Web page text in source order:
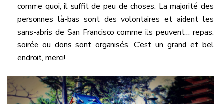
comme quoi, il suffit de peu de choses. La majorité des
personnes là-bas sont des volontaires et aident les
sans-abris de San Francisco comme ils peuvent… repas,
soirée ou dons sont organisés. C’est un grand et bel
endroit, merci!